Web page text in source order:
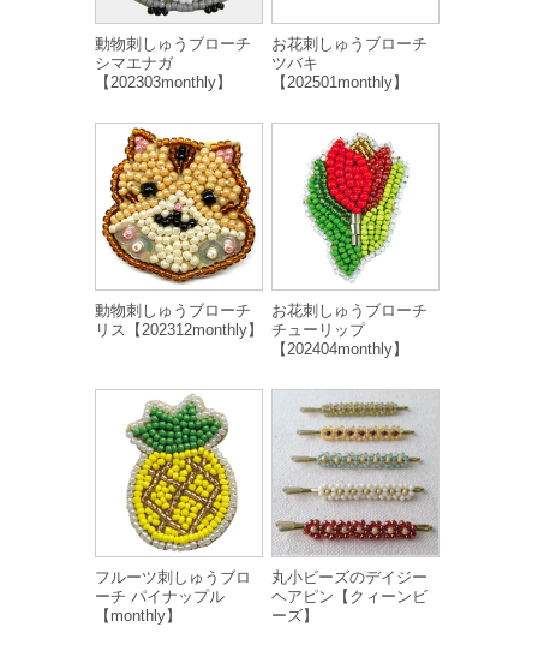
動物刺しゅうブローチ
シマエナガ
【202303monthly】
お花刺しゅうブローチ
ツバキ
【202501monthly】
動物刺しゅうブローチ
リス【202312monthly】
お花刺しゅうブローチ
チューリップ
【202404monthly】
フルーツ刺しゅうブロ
ーチ パイナップル
【monthly】
丸小ビーズのデイジー
ヘアピン【クィーンビ
ーズ】